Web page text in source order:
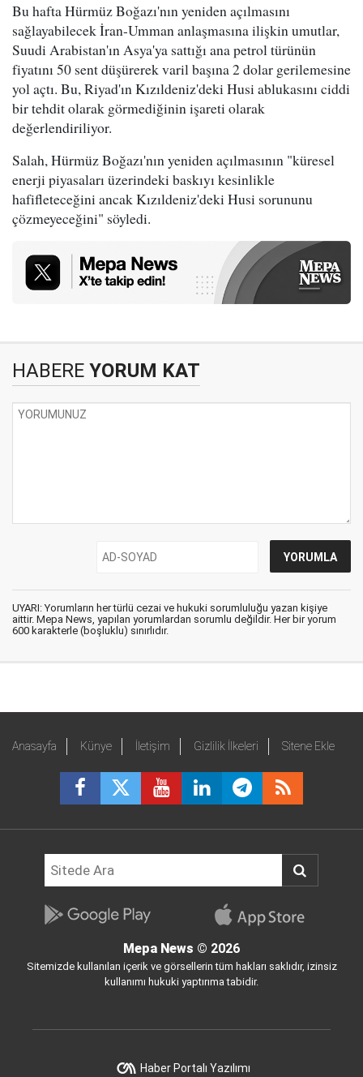
Bu hafta Hürmüz Boğazı'nın yeniden açılmasını
sağlayabilecek İran-Umman anlaşmasına ilişkin umutlar,
Suudi Arabistan'ın Asya'ya sattığı ana petrol türünün
fiyatını 50 sent düşürerek varil başına 2 dolar gerilemesine
yol açtı. Bu, Riyad'ın Kızıldeniz'deki Husi ablukasını ciddi
bir tehdit olarak görmediğinin işareti olarak
değerlendiriliyor.
Salah, Hürmüz Boğazı'nın yeniden açılmasının "küresel
enerji piyasaları üzerindeki baskıyı kesinlikle
hafifleteceğini ancak Kızıldeniz'deki Husi sorununu
çözmeyeceğini" söyledi.
HABERE YORUM KAT
UYARI: Yorumların her türlü cezai ve hukuki sorumluluğu yazan kişiye
aittir. Mepa News, yapılan yorumlardan sorumlu değildir. Her bir yorum
600 karakterle (boşluklu) sınırlıdır.
Anasayfa Künye İletişim Gizlilik İlkeleri Sitene Ekle
Mepa News © 2026
Sitemizde kullanılan içerik ve görsellerin tüm hakları saklıdır, izinsiz
kullanımı hukuki yaptırıma tabidir.
Haber Portalı Yazılımı